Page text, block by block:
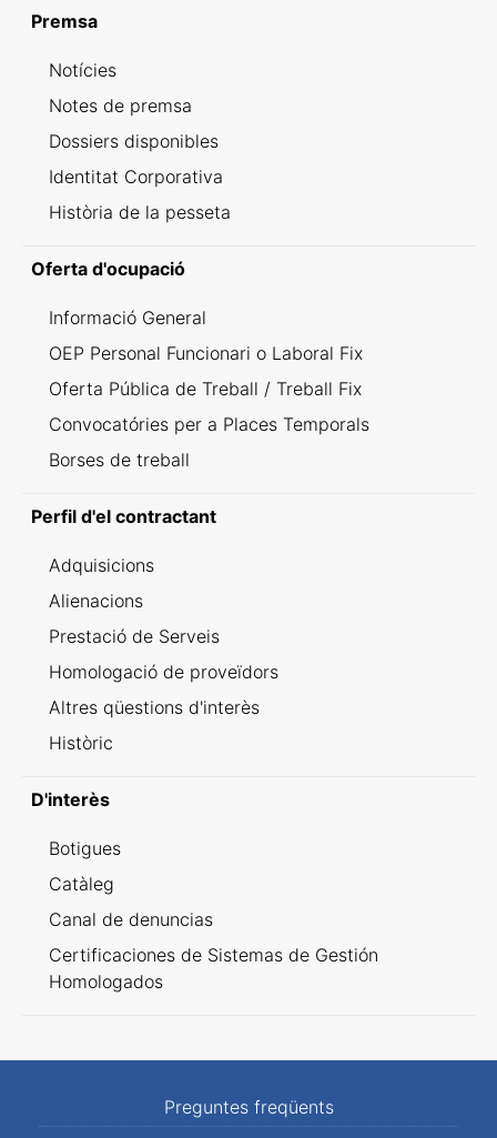
Premsa
Notícies
Notes de premsa
Dossiers disponibles
Identitat Corporativa
Història de la pesseta
Oferta d'ocupació
Informació General
OEP Personal Funcionari o Laboral Fix
Oferta Pública de Treball / Treball Fix
Convocatóries per a Places Temporals
Borses de treball
Perfil d'el contractant
Adquisicions
Alienacions
Prestació de Serveis
Homologació de proveïdors
Altres qüestions d'interès
Històric
D'interès
Botigues
Catàleg
Canal de denuncias
Certificaciones de Sistemas de Gestión
Homologados
Preguntes freqüents